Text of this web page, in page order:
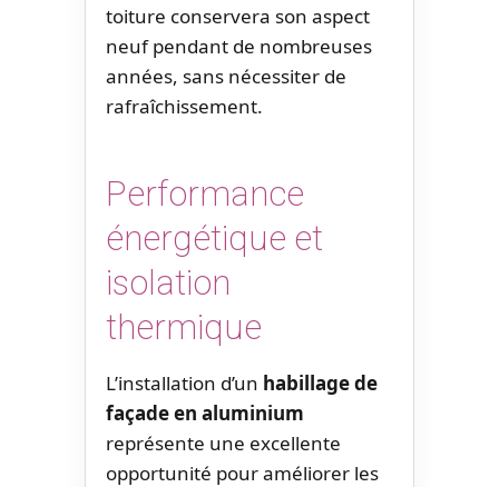
toiture conservera son aspect
neuf pendant de nombreuses
années, sans nécessiter de
rafraîchissement.
Performance
énergétique et
isolation
thermique
L’installation d’un habillage de
façade en aluminium
représente une excellente
opportunité pour améliorer les